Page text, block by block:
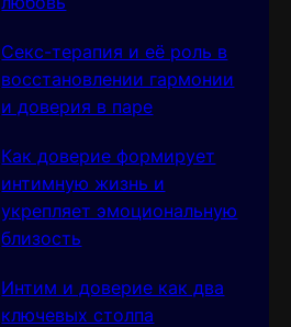
Секс-терапия и её роль в
восстановлении гармонии
и доверия в паре
Как доверие формирует
интимную жизнь и
укрепляет эмоциональную
близость
Интим и доверие как два
ключевых столпа